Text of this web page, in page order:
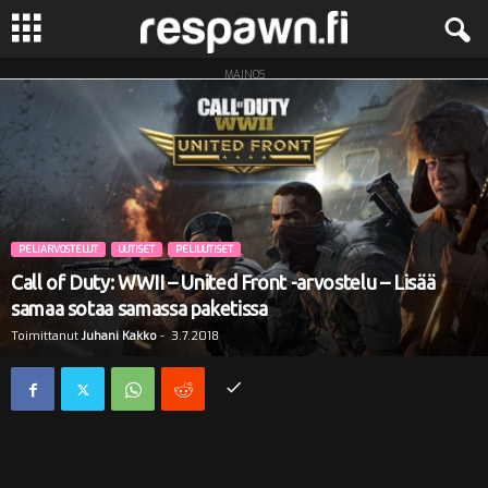
R
s
p
MAINOS
PELIARVOSTELUT UUTISET PELIUUTISET
Call of Duty: WWII – United Front -arvostelu – Lisää
samaa sotaa samassa paketissa
Toimittanut Juhani Kakko - 3.7.2018